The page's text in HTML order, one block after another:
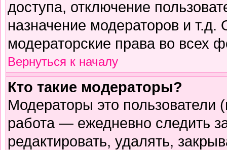
доступа, отключение
назначение модераторов и
модераторские права во всех
Вернуться к началу
Кто такие модераторы?
Модераторы это пользователи
работа — ежедневно следить
редактировать, удалять,